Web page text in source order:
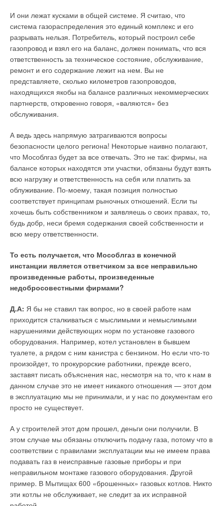
И они лежат кусками в общей системе. Я считаю, что
система газораспределения это единый комплекс и его
разрывать нельзя. Потребитель, который построил себе
газопровод и взял его на баланс, должен понимать, что вся
ответственность за техническое состояние, обслуживание,
ремонт и его содержание лежит на нем. Вы не
представляете, сколько километров газопроводов,
находящихся якобы на балансе различных некоммерческих
партнерств, откровенно говоря, «валяются» без
обслуживания.
А ведь здесь напрямую затрагиваются вопросы
безопасности целого региона! Некоторые наивно полагают,
что Мособлгаз будет за все отвечать. Это не так: фирмы, на
балансе которых находятся эти участки, обязаны будут взять
всю нагрузку и ответственность на себя или платить за
облуживание. По-моему, такая позиция полностью
соответствует принципам рыночных отношений. Если ты
хочешь быть собственником и заявляешь о своих правах, то,
будь добр, неси бремя содержания своей собственности и
всю меру ответственности.
То есть получается, что Мособлгаз в конечной
инстанции является ответчиком за все неправильно
произведенные работы, произведенные
недобросовестными фирмами?
Д.А: Я бы не ставил так вопрос, но в своей работе нам
приходится сталкиваться с мыслимыми и немыслимыми
нарушениями действующих норм по установке газового
оборудования. Например, котел установлен в бывшем
туалете, а рядом с ним канистра с бензином. Но если что-то
произойдет, то прокурорские работники, прежде всего,
заставят писать объяснения нас, несмотря на то, что к нам в
данном случае это не имеет никакого отношения — этот дом
в эксплуатацию мы не принимали, и у нас по документам его
просто не существует.
А у строителей этот дом прошел, деньги они получили. В
этом случае мы обязаны отключить подачу газа, потому что в
соответствии с правилами эксплуатации мы не имеем права
подавать газ в неисправные газовые приборы и при
неправильном монтаже газового оборудования. Другой
пример. В Мытищах 600 «брошенных» газовых котлов. Никто
эти котлы не обслуживает, не следит за их исправной